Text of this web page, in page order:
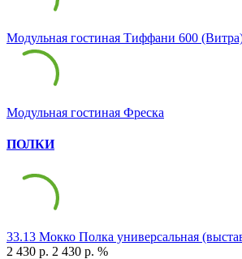
Модульная гостиная Тиффани 600
Модульная гостиная Фреска
ПОЛКИ
33.13 Мокко Полка универсальная
2 430 р. 2 430 р. %